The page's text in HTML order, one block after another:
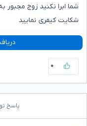
شما ابرا نکنید زوج
شکایت کیفری نمایید
۰
پاسخ